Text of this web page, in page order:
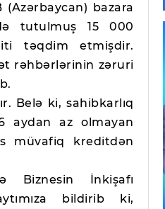
(Azərbaycan) bazara
tutulmuş 15 000
təqdim etmişdir.
rəhbərlərinin zəruri
Belə ki, sahibkarlıq
aydan az olmayan
müvafiq kreditdən
Biznesin İnkişafı
bildirib ki,